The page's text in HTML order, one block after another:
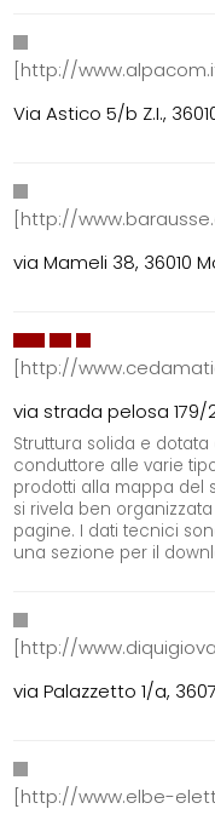
[http://
Via Astico 5/b Z.I.,
[http://
via Mameli 38, 36010
[http://
via strada pelosa 179/
Struttura solida e
conduttore alle varie
prodotti alla mappa del
si rivela ben
pagine. I dati tecnici
una sezione per il
[http://
via Palazzetto 1/a,
[http://www.elbe-